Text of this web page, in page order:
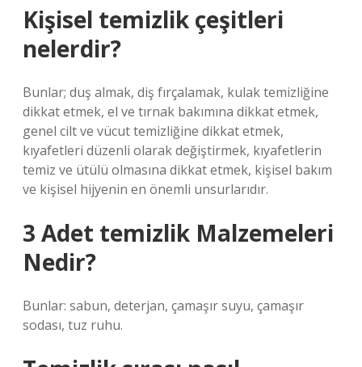
Kişisel temizlik çeşitleri
nelerdir?
Bunlar; duş almak, diş fırçalamak, kulak temizliğine
dikkat etmek, el ve tırnak bakımına dikkat etmek,
genel cilt ve vücut temizliğine dikkat etmek,
kıyafetleri düzenli olarak değiştirmek, kıyafetlerin
temiz ve ütülü olmasına dikkat etmek, kişisel bakım
ve kişisel hijyenin en önemli unsurlarıdır.
3 Adet temizlik Malzemeleri
Nedir?
Bunlar: sabun, deterjan, çamaşır suyu, çamaşır
sodası, tuz ruhu.